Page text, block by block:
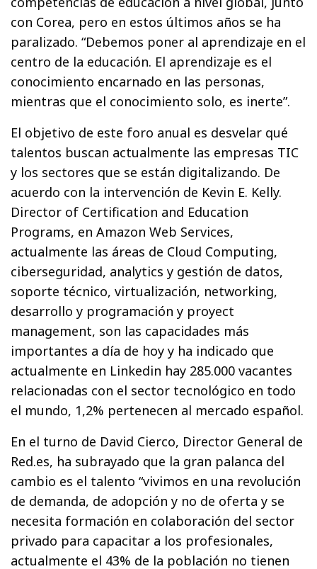
con Corea, pero en estos últimos años se ha
paralizado. “Debemos poner al aprendizaje en el
centro de la educación. El aprendizaje es el
conocimiento encarnado en las personas,
mientras que el conocimiento solo, es inerte”.
El objetivo de este foro anual es desvelar qué
talentos buscan actualmente las empresas TIC
y los sectores que se están digitalizando. De
acuerdo con la intervención de Kevin E. Kelly.
Director of Certification and Education
Programs, en Amazon Web Services,
actualmente las áreas de Cloud Computing,
ciberseguridad, analytics y gestión de datos,
soporte técnico, virtualización, networking,
desarrollo y programación y proyect
management, son las capacidades más
importantes a día de hoy y ha indicado que
actualmente en Linkedin hay 285.000 vacantes
relacionadas con el sector tecnológico en todo
el mundo, 1,2% pertenecen al mercado español.
En el turno de David Cierco, Director General de
Red.es, ha subrayado que la gran palanca del
cambio es el talento “vivimos en una revolución
de demanda, de adopción y no de oferta y se
necesita formación en colaboración del sector
privado para capacitar a los profesionales,
actualmente el 43% de la población no tienen